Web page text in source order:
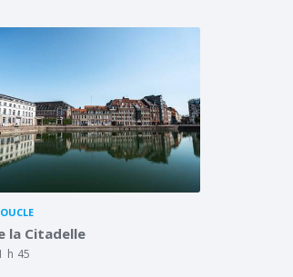
la Citadelle
h 45